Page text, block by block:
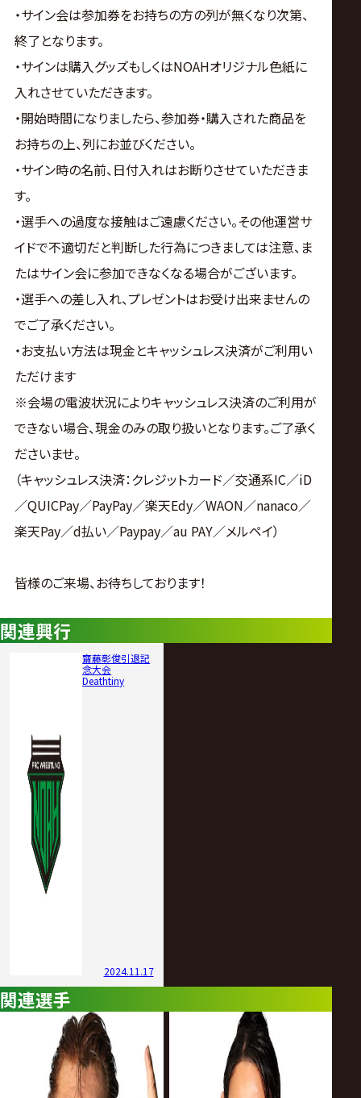
・サイン会は参加券をお持ちの方の列が無くなり次第、
終了となります。
・サインは購入グッズもしくはNOAHオリジナル色紙に
入れさせていただきます。
・開始時間になりましたら、参加券・購入された商品を
お持ちの上、列にお並びください。
・サイン時の名前、日付入れはお断りさせていただきま
す。
・選手への過度な接触はご遠慮ください。その他運営サ
イドで不適切だと判断した行為につきましては注意、ま
たはサイン会に参加できなくなる場合がございます。
・選手への差し入れ、プレゼントはお受け出来ませんの
でご了承ください。
・お支払い方法は現金とキャッシュレス決済がご利用い
ただけます
※会場の電波状況によりキャッシュレス決済のご利用が
できない場合、現金のみの取り扱いとなります。ご了承く
ださいませ。
（キャッシュレス決済：クレジットカード／交通系IC／iD
／QUICPay／PayPay／楽天Edy／WAON／nanaco／
楽天Pay／d払い／Paypay／au PAY／メルペイ）
皆様のご来場、お待ちしております！
関連興行
齋藤彰俊引退記
念大会
Deathtiny
2024.11.17
関連選手